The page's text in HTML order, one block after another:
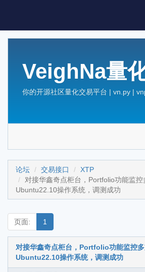
VeighNa量
你的开源社区量化交易平台 | vn.py |
论坛 交易接口
XTP
对接华鑫奇点柜台，Portfolio功能监控
Ubuntu22.10操作系统，调测成功
页面: 1
对接华鑫奇点柜台，Portfolio功能监控多
Ubuntu22.10操作系统，调测成功